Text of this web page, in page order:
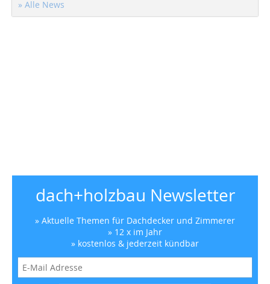
» Alle News
dach+holzbau Newsletter
» Aktuelle Themen für Dachdecker und Zimmerer
» 12 x im Jahr
» kostenlos & jederzeit kündbar